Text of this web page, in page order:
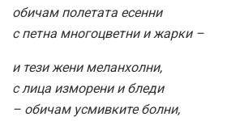
обичам полетата есенни
с петна многоцветни и жарки –
и тези жени меланхолни,
с лица изморени и бледи
– обичам усмивките болни,